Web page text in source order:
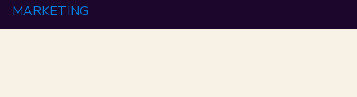
MARKETING
MANAGEMENET